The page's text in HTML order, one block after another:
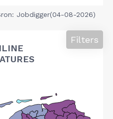
Jobdigger(04-08-2026)
Filters